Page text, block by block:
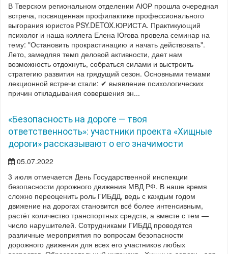
В Тверском региональном отделении АЮР прошла очередная
встреча, посвященная профилактике профессионального
выгорания юристов PSY.DETOX.ЮРИСТА. Практикующий
психолог и наша коллега Елена Югова провела семинар на
тему: "Остановить прокрастинацию и начать действовать".
Лето, замедляя темп деловой активности, дает нам
возможность отдохнуть, собраться силами и выстроить
стратегию развития на грядущий сезон. Основными темами
лекционной встречи стали: ✔ выявление психологических
причин откладывания совершения зн...
«Безопасность на дороге — твоя
ответственность»: участники проекта «Хищные
дороги» рассказывают о его значимости
05.07.2022
3 июля отмечается День Государственной инспекции
безопасности дорожного движения МВД РФ. В наше время
сложно переоценить роль ГИБДД, ведь с каждым годом
движение на дорогах становится всё более интенсивным,
растёт количество транспортных средств, а вместе с тем —
число нарушителей. Сотрудниками ГИБДД проводятся
различные мероприятия по вопросам безопасности
дорожного движения для всех его участников любых